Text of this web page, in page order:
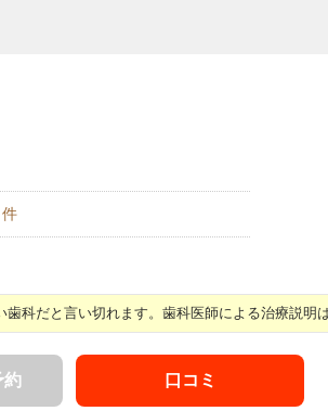
件
科だと言い切れます。歯科医師による治療説明
約 口コミ